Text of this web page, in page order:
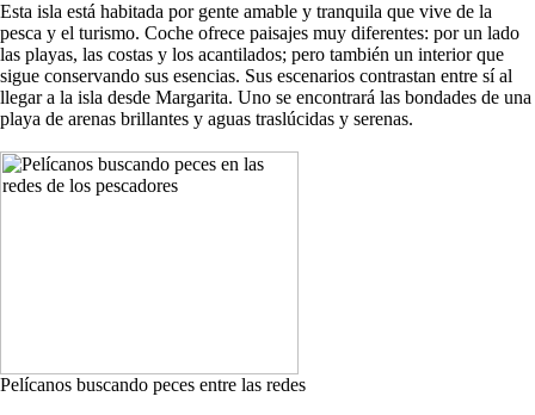
Esta isla está habitada por gente amable y tranquila que vive de la
pesca y el turismo. Coche ofrece paisajes muy diferentes: por un lado
las playas, las costas y los acantilados; pero también un interior que
sigue conservando sus esencias. Sus escenarios contrastan entre sí al
llegar a la isla desde Margarita. Uno se encontrará las bondades de una
playa de arenas brillantes y aguas traslúcidas y serenas.
Pelícanos buscando peces entre las redes